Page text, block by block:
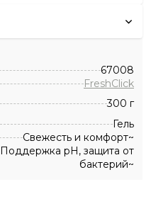
67008
FreshClick
300 г
Гель
Свежесть и комфорт~
Поддержка рН, защита от
бактерий~